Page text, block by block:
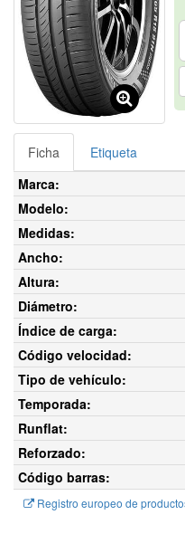
Ficha
Etiqueta
Marca:
Modelo:
Medidas:
Ancho:
Altura:
Diámetro:
Índice de carga:
Código velocidad:
Tipo de vehículo:
Temporada:
Runflat:
Reforzado:
Código barras:
Registro europeo de